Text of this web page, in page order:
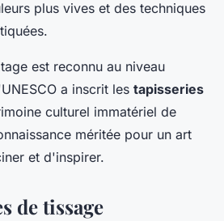
plus vives et des techniques
est reconnu au niveau
a inscrit les tapisseries
culturel immatériel de
méritée pour un art
et d'inspirer.
de tissage